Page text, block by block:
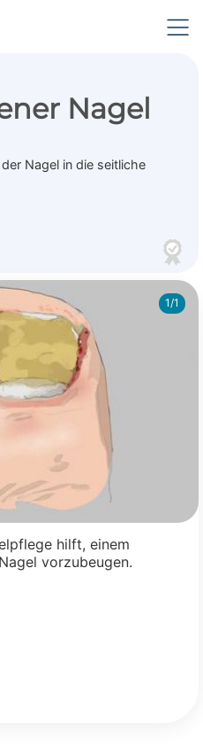
Nagel
Nagel in die seitliche
1/1
hilft, einem
vorzubeugen.